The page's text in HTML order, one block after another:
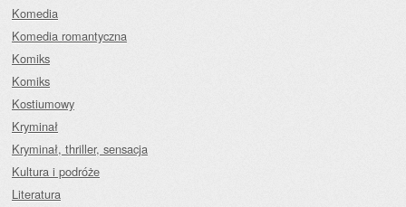
Komedia
Komedia romantyczna
Komiks
Komiks
Kostiumowy
Kryminał
Kryminał, thriller, sensacja
Kultura i podróże
Literatura